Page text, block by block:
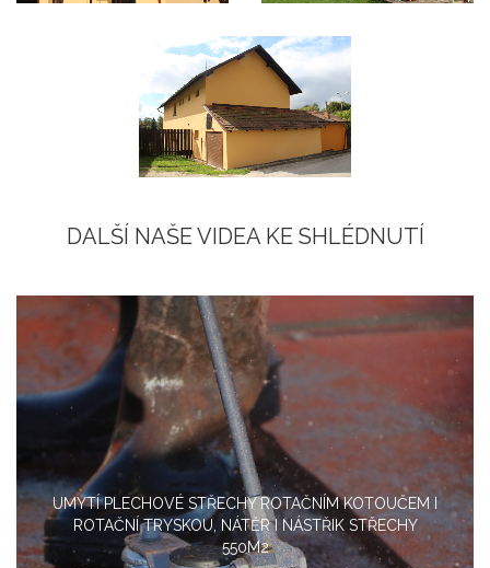
DALŠÍ NAŠE VIDEA KE SHLÉDNUTÍ
UMYTÍ PLECHOVÉ STŘECHY ROTAČNÍM KOTOUČEM I
ROTAČNÍ TRYSKOU, NÁTĚR I NÁSTŘIK STŘECHY
550M2